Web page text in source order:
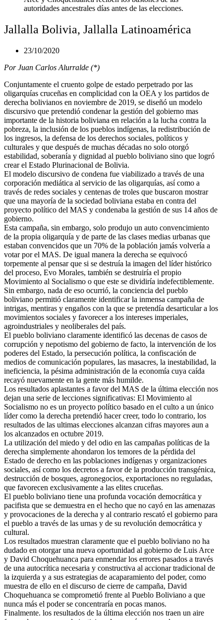
autoridades ancestrales días antes de las elecciones.
Jallalla Bolivia, Jallalla Latinoamérica
23/10/2020
Por Juan Carlos Alurralde (*)
Conjuntamente el cruento golpe de estado perpetrado por las
oligarquías cruceñas en complicidad con la OEA y los partidos de
derecha bolivianos en noviembre de 2019, se diseñó un modelo
discursivo que pretendió condenar la gestión del gobierno mas
importante de la historia boliviana en relación a la lucha contra la
pobreza, la inclusión de los pueblos indígenas, la redistribución de
los ingresos, la defensa de los derechos sociales, políticos y
culturales y que después de muchas décadas no solo otorgó
estabilidad, soberanía y dignidad al pueblo boliviano sino que logró
crear el Estado Plurinacional de Bolivia.
El modelo discursivo de condena fue viabilizado a través de una
corporación mediática al servicio de las oligarquías, así como a
través de redes sociales y centenas de troles que buscaron mostrar
que una mayoría de la sociedad boliviana estaba en contra del
proyecto político del MAS y condenaba la gestión de sus 14 años de
gobierno.
Esta campaña, sin embargo, solo produjo un auto convencimiento
de la propia oligarquía y de parte de las clases medias urbanas que
estaban convencidos que un 70% de la población jamás volvería a
votar por el MAS. De igual manera la derecha se equivocó
torpemente al pensar que si se destruía la imagen del líder histórico
del proceso, Evo Morales, también se destruiría el propio
Movimiento al Socialismo o que este se dividiría indefectiblemente.
Sin embargo, nada de eso ocurrió, la conciencia del pueblo
boliviano permitió claramente identificar la inmensa campaña de
intrigas, mentiras y engaños con la que se pretendía desarticular a los
movimientos sociales y favorecer a los intereses imperiales,
agroindustriales y neoliberales del país.
El pueblo boliviano claramente identificó las decenas de casos de
corrupción y nepotismo del gobierno de facto, la intervención de los
poderes del Estado, la persecución política, la confiscación de
medios de comunicación populares, las masacres, la inestabilidad, la
ineficiencia, la pésima administración de la economía cuya caída
recayó nuevamente en la gente más humilde.
Los resultados aplastantes a favor del MAS de la última elección nos
dejan una serie de lecciones significativas: El Movimiento al
Socialismo no es un proyecto político basado en el culto a un único
líder como la derecha pretendió hacer creer, todo lo contrario, los
resultados de las ultimas elecciones alcanzan cifras mayores aun a
los alcanzados en octubre 2019.
La utilización del miedo y del odio en las campañas políticas de la
derecha simplemente ahondaron los temores de la pérdida del
Estado de derecho en las poblaciones indígenas y organizaciones
sociales, así como los decretos a favor de la producción transgénica,
destrucción de bosques, agronegocios, exportaciones no reguladas,
que favorecen exclusivamente a las elites cruceñas.
El pueblo boliviano tiene una profunda vocación democrática y
pacifista que se demuestra en el hecho que no cayó en las amenazas
y provocaciones de la derecha y al contrario rescató el gobierno para
el pueblo a través de las urnas y de su revolución democrática y
cultural.
Los resultados muestran claramente que el pueblo boliviano no ha
dudado en otorgar una nueva oportunidad al gobierno de Luis Arce
y David Choquehuanca para enmendar los errores pasados a través
de una autocrítica necesaria y constructiva al accionar tradicional de
la izquierda y a sus estrategias de acaparamiento del poder, como
muestra de ello en el discurso de cierre de campaña, David
Choquehuanca se comprometió frente al Pueblo Boliviano a que
nunca más el poder se concentraría en pocas manos.
Finalmente. los resultados de la última elección nos traen un aire